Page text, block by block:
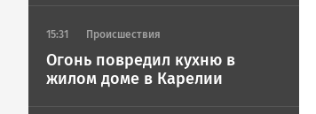
15:31 Происшествия
Огонь повредил кухню в
жилом доме в Карелии